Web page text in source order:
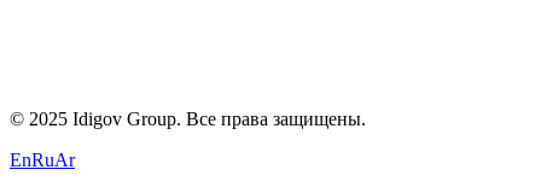
© 2025 Idigov Group. Все права защищены.
EnRuAr